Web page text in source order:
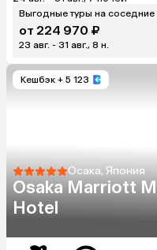
Выгодные туры на соседние
от 224 970 ₽
23 авг. - 31 авг., 8 н.
Кешбэк + 5 123
Осака, Япония
Osaka Marriott
Hotel